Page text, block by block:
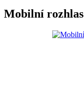
Mobilní rozhlas